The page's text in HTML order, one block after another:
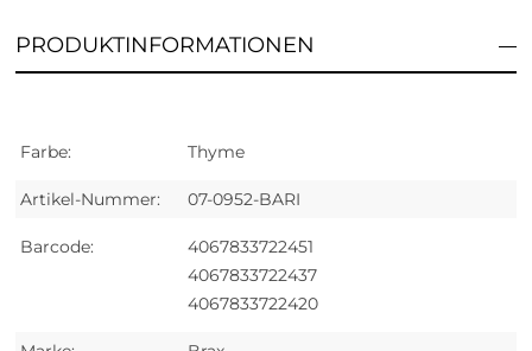
PRODUKTINFORMATIONEN
Farbe: Thyme
Artikel-Nummer: 07-0952-BARI
Barcode:
4067833722451
4067833722437
4067833722420